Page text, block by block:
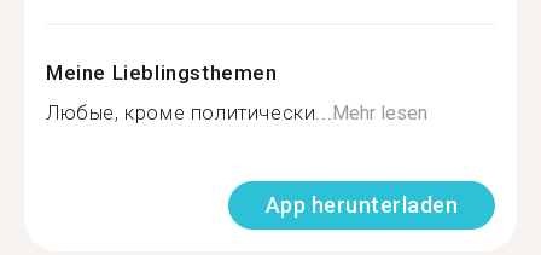
Meine Lieblingsthemen
Любые, кроме политически... Mehr lesen
App herunterladen